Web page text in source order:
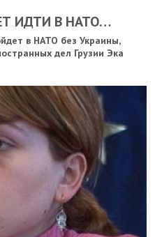
ИДТИ В НАТО…
в НАТО без Украины,
дел Грузии Эка